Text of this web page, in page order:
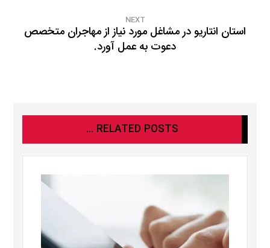
NEXT
استان انتاریو در مشاغل مورد نیاز از مهاجران متخصص
دعوت به عمل آورد.
RELATED POSTS ...